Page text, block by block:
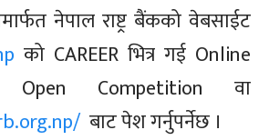
नेपाल राष्ट्र बैंकको वेबसाईट
को CAREER भित्र गई Online
Competition वा
बाट पेश गर्नुपर्नेछ ।